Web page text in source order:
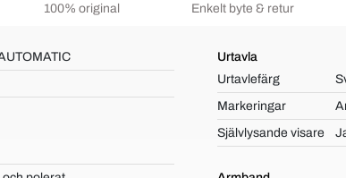
100% original
Enkelt byte & retur
Urtavla
Urtavlefärg
Markeringar
Självlysande visare